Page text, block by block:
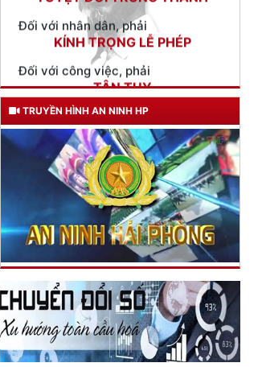
Đối với công việc, phải
TẬN TỤY
Đối với địch, phải
CƯƠNG QUYẾT, KHÔN KHÉO
Trích thư Chủ tịch Hồ Chí Minh
gửi Công an Khu XII,
ngày 11 tháng 3 năm 1948.
TRUYỀN HÌNH AN NINH HP